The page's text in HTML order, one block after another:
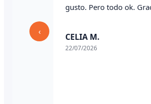
‹
✓ Compra verificada
Angel P.